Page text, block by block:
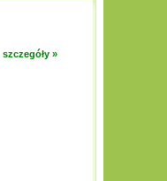
szczegóły »